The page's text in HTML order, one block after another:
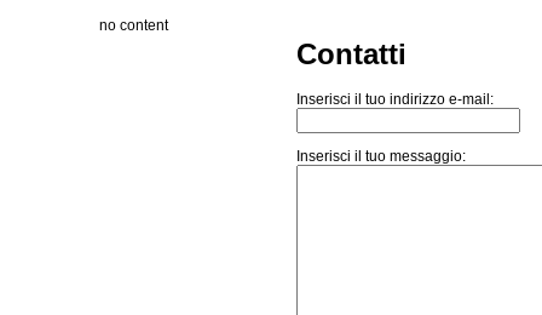
no content
Contatti
Inserisci il tuo indirizzo e-mail:
Inserisci il tuo messaggio: